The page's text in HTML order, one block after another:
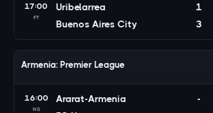
17:00
FT
Uribelarrea
1
Buenos Aires City
3
Armenia: Premier League
16:00
NS
Ararat-Armenia
-